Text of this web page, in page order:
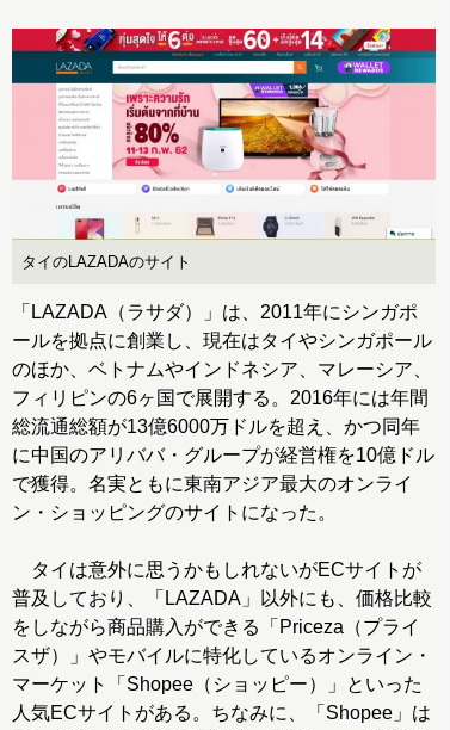
タイのLAZADAのサイト
「LAZADA（ラサダ）」は、2011年にシンガポ
ールを拠点に創業し、現在はタイやシンガポール
のほか、ベトナムやインドネシア、マレーシア、
フィリピンの6ヶ国で展開する。2016年には年間
総流通総額が13億6000万ドルを超え、かつ同年
に中国のアリババ・グループが経営権を10億ドル
で獲得。名実ともに東南アジア最大のオンライ
ン・ショッピングのサイトになった。
タイは意外に思うかもしれないがECサイトが
普及しており、「LAZADA」以外にも、価格比較
をしながら商品購入ができる「Priceza（プライ
スザ）」やモバイルに特化しているオンライン・
マーケット「Shopee（ショッピー）」といった
人気ECサイトがある。ちなみに、「Shopee」は